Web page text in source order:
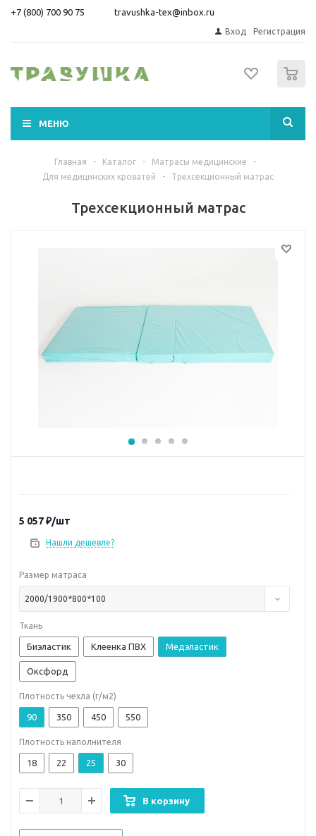
+7 (800) 700 90 75 travushka-tex@inbox.ru
Вход Регистрация
МЕНЮ
Главная - Каталог - Матрасы медицинские
-
Для медицинских кроватей
- Трехсекционный матрас
Трехсекционный матрас
5 057₽/шт
Нашли дешевле?
Размер матраса
2000/1900*800*100
Ткань
Биэластик Клеенка ПВХ Медэластик
Оксфорд
Плотность чехла (г/м2)
90 350 450 550
Плотность наполнителя
18 22 25 30
В корзину